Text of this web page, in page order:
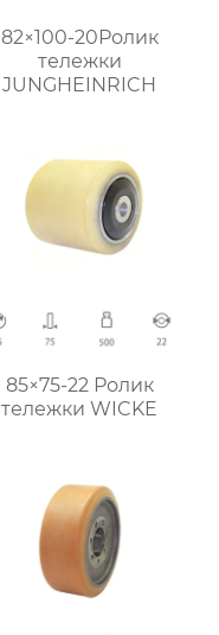
82×100-20Ролик
тележки
JUNGHEINRICH
85×75-22 Ролик
тележки WICKE